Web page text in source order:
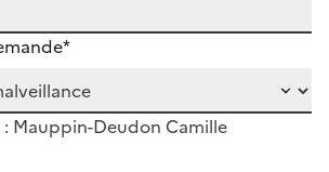
Mauppin-Deudon Camille